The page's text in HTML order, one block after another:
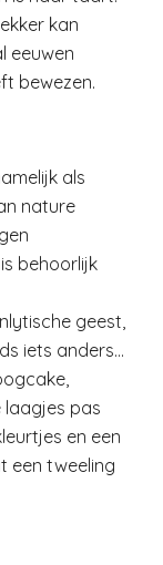
kan
eeuwen
bewezen.
als
nature
behoorlijk
geest,
iets anders…
pas
en een
een tweeling